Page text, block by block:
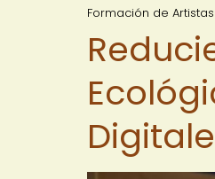
Formación de